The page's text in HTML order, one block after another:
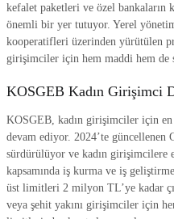
kefalet paketleri ve özel bankaların
önemli bir yer tutuyor. Yerel
kooperatifleri üzerinden yürütülen
girişimciler için hem maddi hem de
KOSGEB Kadın Girişimci
KOSGEB, kadın girişimciler için
devam ediyor. 2024’te güncellenen
sürdürülüyor ve kadın girişimcilere
kapsamında iş kurma ve iş
üst limitleri 2 milyon TL’ye kadar
veya şehit yakını girişimciler için